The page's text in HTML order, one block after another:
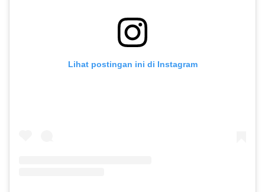
Lihat postingan ini di Instagram